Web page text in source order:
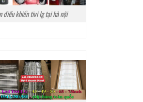
điều khiển tivi lg tại hà nội